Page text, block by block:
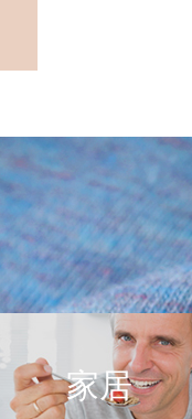
是通
量
回归
身
家居